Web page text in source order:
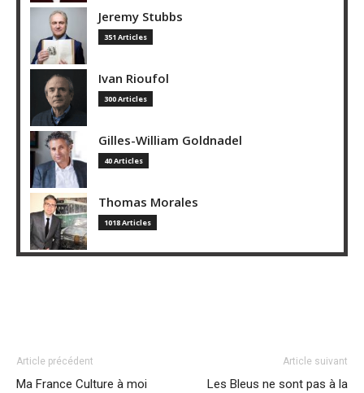
Jeremy Stubbs
351 Articles
Ivan Rioufol
300 Articles
Gilles-William Goldnadel
40 Articles
Thomas Morales
1018 Articles
Article précédent
Ma France Culture à moi
Article suivant
Les Bleus ne sont pas à la